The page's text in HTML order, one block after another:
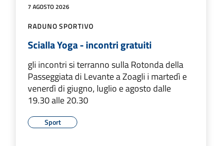
7 AGOSTO 2026
RADUNO SPORTIVO
Scialla Yoga - incontri gratuiti
gli incontri si terranno sulla Rotonda della
Passeggiata di Levante a Zoagli i martedì e
venerdì di giugno, luglio e agosto dalle
19.30 alle 20.30
Sport